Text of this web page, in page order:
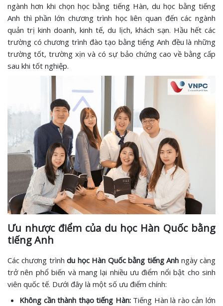
ngành hơn khi chọn học bằng tiếng Hàn, du học bằng tiếng
Anh thì phần lớn chương trình học liên quan đến các ngành
quản trị kinh doanh, kinh tế, du lịch, khách sạn. Hầu hết các
trường có chương trình đào tạo bằng tiếng Anh đều là những
trường tốt, trường xịn và có sự bảo chứng cao về bằng cấp
sau khi tốt nghiệp.
Ưu nhược điểm của du học Hàn Quốc bằng
tiếng Anh
Các chương trình du học Hàn Quốc bằng tiếng Anh ngày càng
trở nên phổ biến và mang lại nhiều ưu điểm nổi bật cho sinh
viên quốc tế. Dưới đây là một số ưu điểm chính:
Không cần thành thạo tiếng Hàn: Tiếng Hàn là rào cản lớn